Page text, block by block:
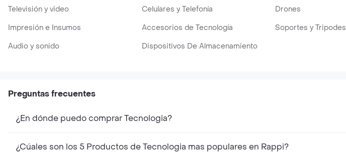
Televisión y video Celulares y Telefonía Drones
Impresión e Insumos
Accesorios de Tecnología Soportes y Tripodes
Audio y sonido
Dispositivos De Almacenamiento
Preguntas frecuentes
¿En dónde puedo comprar Tecnologia?
¿Cúales son los 5 Productos de Tecnologia mas populares en Rappi?